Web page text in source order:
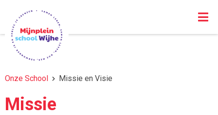
Onze School Missie en Visie
Missie